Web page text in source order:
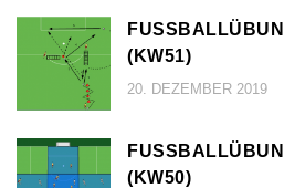
KW51)
20. DEZEMBER 2019
KW50)